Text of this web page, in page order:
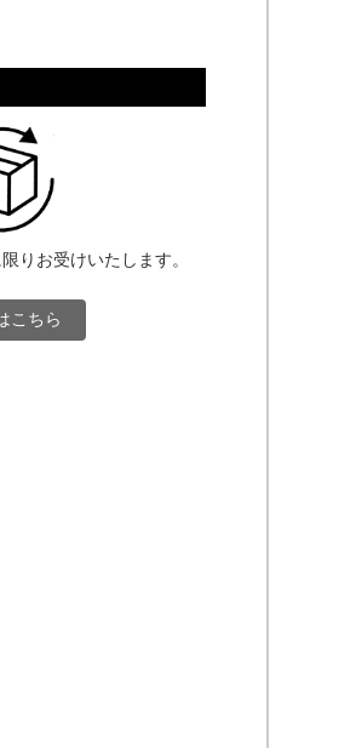
りお受けいたします。
こちら